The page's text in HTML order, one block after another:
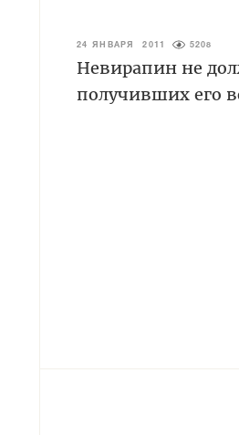
24 ЯНВАРЯ 2011 5208
Невирапин не
получивших его